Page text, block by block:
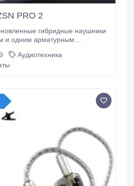
PRO 2
гибридные наушники
и одним арматурным
громкости всего диапазона
выделением низких и высоких.
драйвера, что
более четкого
деталей.
Аудиотехника